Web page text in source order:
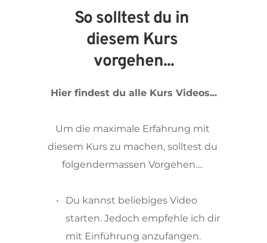
So solltest du in
diesem Kurs
vorgehen...
Hier findest du alle Kurs Videos...
Um die maximale Erfahrung mit
diesem Kurs zu machen, solltest du
folgendermassen Vorgehen....
Du kannst beliebiges Video
starten. Jedoch empfehle ich dir
mit Einführung anzufangen.